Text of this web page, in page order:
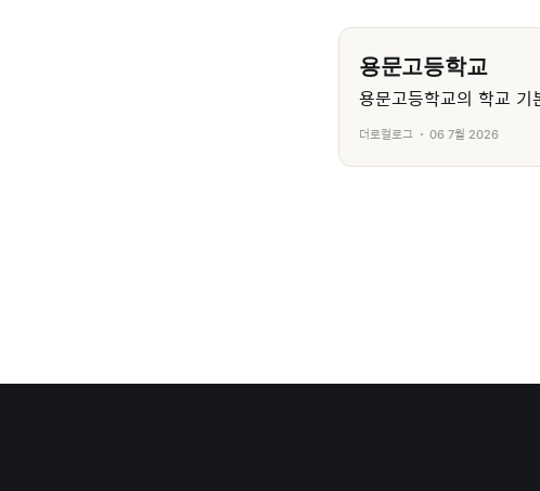
용문고등학교
용문고등학교의 학교 기
더로컬로그 06 7월 2026